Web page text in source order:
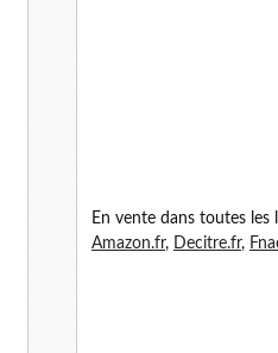
En vente dans toutes les
Amazon.fr, Decitre.fr,